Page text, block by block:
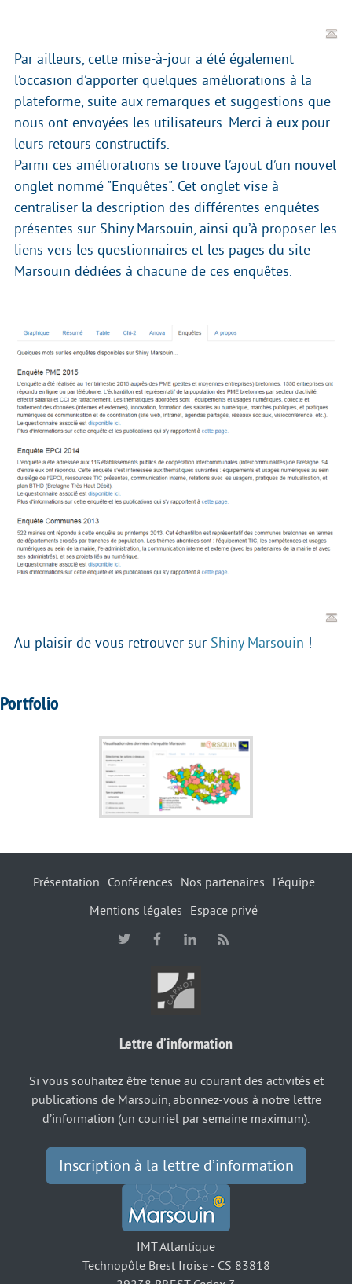
Par ailleurs, cette mise-à-jour a été également
l’occasion d’apporter quelques améliorations à la
plateforme, suite aux remarques et suggestions que
nous ont envoyées les utilisateurs. Merci à eux pour
leurs retours constructifs.
Parmi ces améliorations se trouve l’ajout d’un nouvel
onglet nommé "Enquêtes". Cet onglet vise à
centraliser la description des différentes enquêtes
présentes sur Shiny Marsouin, ainsi qu’à proposer les
liens vers les questionnaires et les pages du site
Marsouin dédiées à chacune de ces enquêtes.
Au plaisir de vous retrouver sur Shiny Marsouin !
Portfolio
Présentation Conférences Nos partenaires
L’équipe
Mentions légales
Espace privé
Lettre d’information
Si vous souhaitez être tenue au courant des activités et
publications de Marsouin, abonnez-vous à notre lettre
d’information (un courriel par semaine maximum).
Inscription à la lettre d’information
IMT Atlantique
Technopôle Brest Iroise - CS 83818